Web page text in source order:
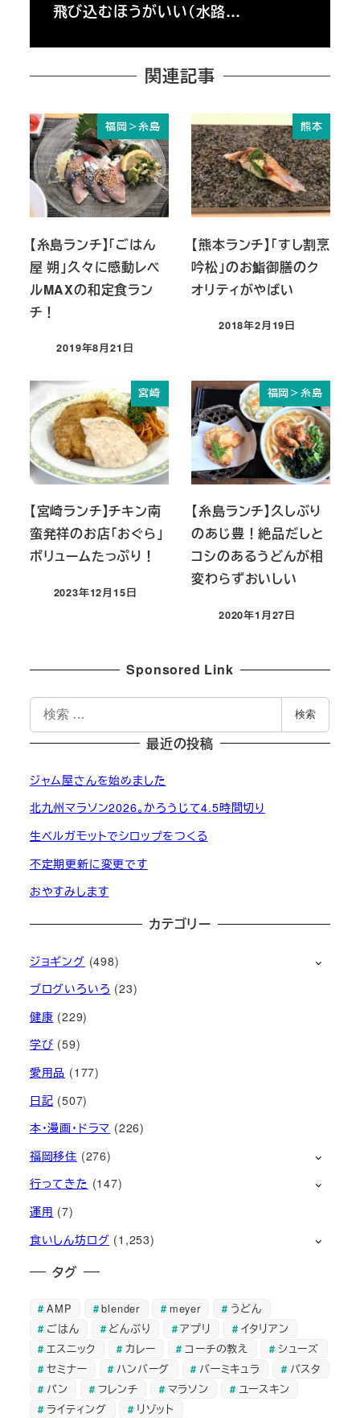
飛び込むほうがいい（水路…
関連記事
福岡＞糸島
【糸島ランチ】「ごはん
屋 朔」久々に感動レベ
ルMAXの和定食ラン
チ！
投稿日
2019年8月21日
熊本
【熊本ランチ】「すし割烹
吟松」のお鮨御膳のク
オリティがやばい
投稿日
2018年2月19日
宮崎
【宮崎ランチ】チキン南
蛮発祥のお店「おぐら」
ボリュームたっぷり！
投稿日
2023年12月15日
福岡＞糸島
【糸島ランチ】久しぶり
のあじ豊！絶品だしと
コシのあるうどんが相
変わらずおいしい
投稿日
2020年1月27日
Sponsored Link
検
索
検索
最近の投稿
ジャム屋さんを始めました
北九州マラソン2026。かろうじて4.5時間切り
生ベルガモットでシロップをつくる
不定期更新に変更です
おやすみします
カテゴリー
ジョギング (498)
ブログいろいろ (23)
健康 (229)
学び (59)
愛用品 (177)
日記 (507)
本・漫画・ドラマ (226)
福岡移住 (276)
行ってきた (147)
運用 (7)
食いしん坊ログ (1,253)
タグ
AMP blender meyer
うどん
ごはん
どんぶり アプリ
イタリアン
エスニック
カレー コーチの教え
シューズ
セミナー
ハンバーグ バーミキュラ
パスタ
パン
フレンチ マラソン
ユースキン
ライティング
リゾット